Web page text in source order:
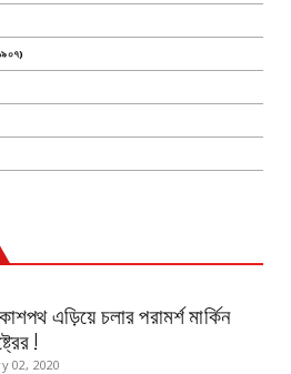
14, 2019
এড়িয়ে চলার পরামর্শ মার্কিন
!
02, 2020